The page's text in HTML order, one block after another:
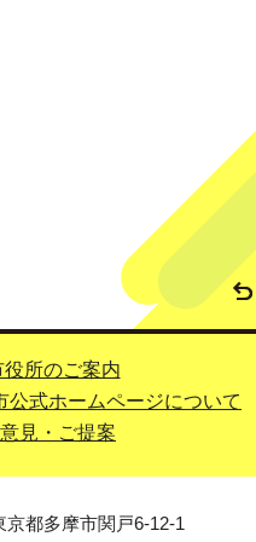
役所のご案内
公式ホームページについて
見・ご提案
都多摩市関戸6-12-1